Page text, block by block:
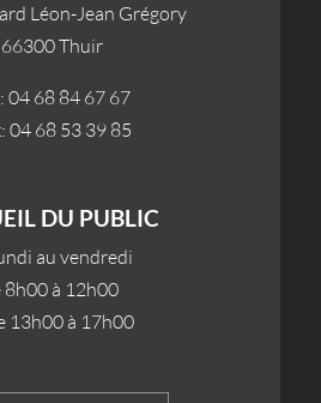
Léon-Jean Grégory
66300 Thuir
04 68 84 67 67
04 68 53 39 85
DU PUBLIC
au vendredi
8h00 à 12h00
13h00 à 17h00